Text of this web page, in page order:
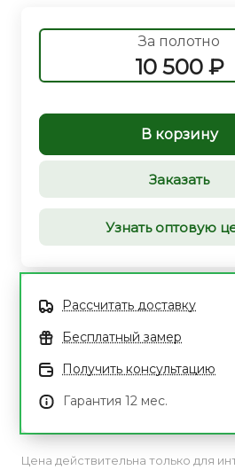
За полотно
10 500 ₽
В корзину
Заказать
Узнать оптовую
Рассчитать доставку
Бесплатный замер
Получить консультацию
Гарантия 12 мес.
Цена действительна только для